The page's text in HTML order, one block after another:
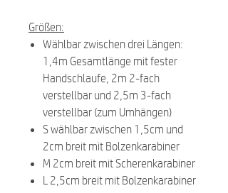
Größen:
Wählbar zwischen drei Längen:
1,4m Gesamtlänge mit fester
Handschlaufe, 2m 2-fach
verstellbar und 2,5m 3-fach
verstellbar (zum Umhängen)
S wählbar zwischen 1,5cm und
2cm breit mit Bolzenkarabiner
M 2cm breit mit Scherenkarabiner
L 2,5cm breit mit Bolzenkarabiner